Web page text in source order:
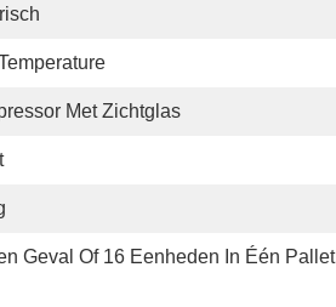
Met Zichtglas
Geval Of 16 Eenheden In Één Pallet